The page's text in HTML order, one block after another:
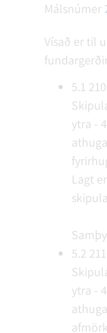
Málsnúmer
Vísað er til
5.1
ytra -
Lagt
5.2
ytra -